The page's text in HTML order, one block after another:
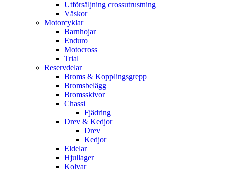
Utförsäljning crossutrustning
Väskor
Motorcyklar
Barnhojar
Enduro
Motocross
Trial
Reservdelar
Broms & Kopplingsgrepp
Bromsbelägg
Bromsskivor
Chassi
Fjädring
Drev & Kedjor
Drev
Kedjor
Eldelar
Hjullager
Kolvar